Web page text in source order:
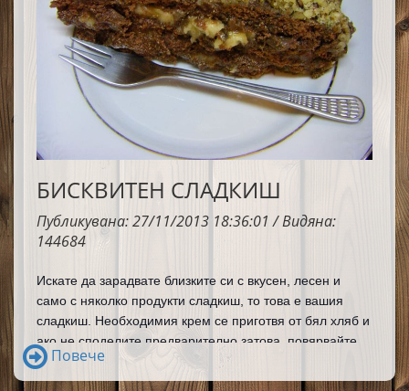
БИСКВИТЕН СЛАДКИШ
Публикувана: 27/11/2013 18:36:01 / Видяна:
144684
Искате да зарадвате близките си с вкусен, лесен и
само с няколко продукти сладкиш, то това е вашия
сладкиш. Необходимия крем се приготвя от бял хляб и
ако не споделите предварително затова, повярвайте
ми никой няма да се досети, а след като споделите ще
бъдат доста учудени и дори бих казала няма да ви
Повече